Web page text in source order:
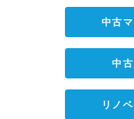
中古
中
リノ